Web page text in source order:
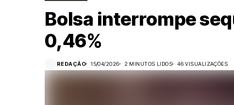
Bolsa interrompe
0,46%
REDAÇÃO 15/04/2026 2 MINUTOS LIDOS 46 VISUALIZAÇÕES